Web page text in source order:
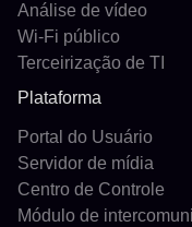
Análise de vídeo
Wi-Fi público
Terceirização de TI
Plataforma
Portal do Usuário
Servidor de mídia
Centro de Controle
Módulo de